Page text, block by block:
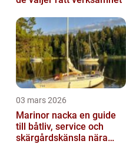
03 mars 2026
Marinor nacka en guide
till båtliv, service och
skärgårdskänsla nära